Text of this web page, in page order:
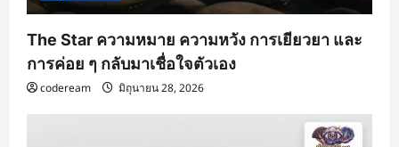
The Star ความหมาย ความหวัง การเยียวยา และ
การค่อย ๆ กลับมาเชื่อใจตัวเอง
codeream มิถุนายน 28, 2026